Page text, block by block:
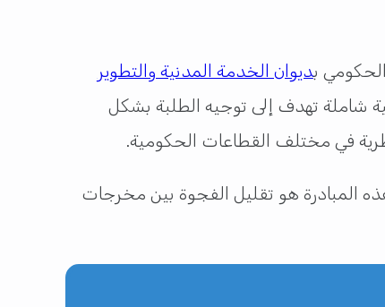
بديوان الخدمة المدنية والتطوير
شاملة تهدف إلى توجيه الطلبة بشكل
في مختلف القطاعات الحكومية.
المبادرة هو تقليل الفجوة بين مخرجات